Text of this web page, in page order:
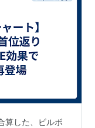
算した、ビルボ